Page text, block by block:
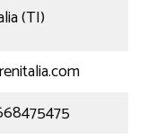
(TI)